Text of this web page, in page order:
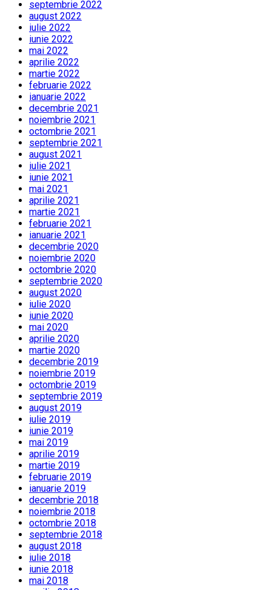
septembrie 2022
august 2022
iulie 2022
iunie 2022
mai 2022
aprilie 2022
martie 2022
februarie 2022
ianuarie 2022
decembrie 2021
noiembrie 2021
octombrie 2021
septembrie 2021
august 2021
iulie 2021
iunie 2021
mai 2021
aprilie 2021
martie 2021
februarie 2021
ianuarie 2021
decembrie 2020
noiembrie 2020
octombrie 2020
septembrie 2020
august 2020
iulie 2020
iunie 2020
mai 2020
aprilie 2020
martie 2020
decembrie 2019
noiembrie 2019
octombrie 2019
septembrie 2019
august 2019
iulie 2019
iunie 2019
mai 2019
aprilie 2019
martie 2019
februarie 2019
ianuarie 2019
decembrie 2018
noiembrie 2018
octombrie 2018
septembrie 2018
august 2018
iulie 2018
iunie 2018
mai 2018